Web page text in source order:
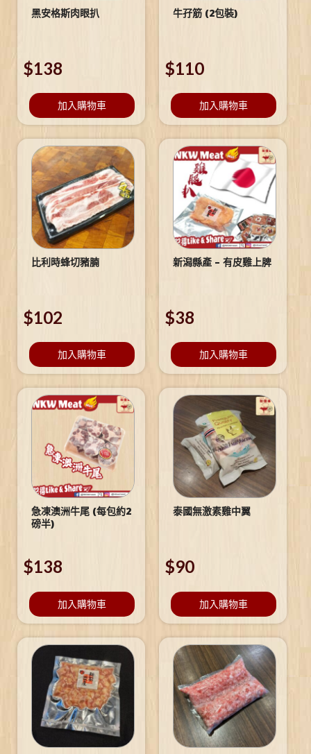
黑安格斯肉眼扒
$138
加入購物車
牛孖筋 (2包裝)
$110
加入購物車
比利時蜂切豬腩
$102
加入購物車
新潟縣產 – 有皮雞上脾
$38
加入購物車
急凍澳洲牛尾 (每包約2
磅半)
$138
加入購物車
泰國無激素雞中翼
$90
加入購物車